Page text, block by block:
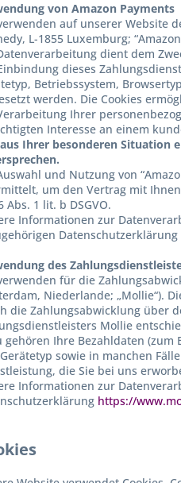
von Amazon Payments
auf unserer Website
L-1855 Luxemburg;
dient dem
dieses
Betriebssystem,
werden. Die Cookies
Ihrer
Interesse an einem
Ihrer besonderen Situation
und Nutzung von
um den Vertrag mit
Abs. 1 lit. b DSGVO.
Informationen zur
des
für die
Niederlande; „Mollie“).
die Zahlungsabwicklung über
Mollie
gehören Ihre Bezahldaten
sowie in manchen
die Sie bei uns
Informationen zur
https://